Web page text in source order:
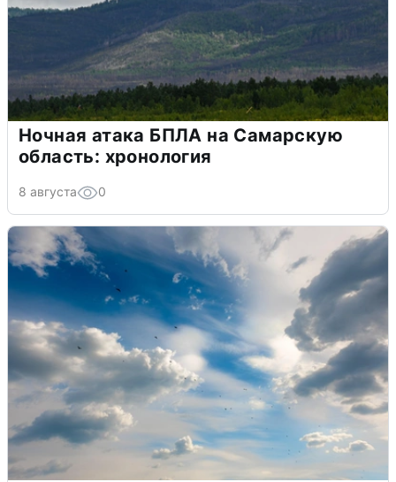
Ночная атака БПЛА на Самарскую
область: хронология
8 августа 0